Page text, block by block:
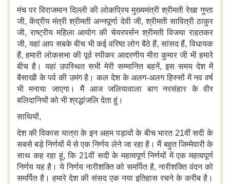
मंच पर विराजमान दिल्ली की लोकप्रिय मुख्यमंत्री श्रीमती रेखा गुप्ता
जी, केंद्रीय मंत्री श्रीमती अन्नपूर्णा देवी जी, श्रीमती सावित्री ठाकुर
जी, राष्ट्रीय महिला आयोग की चेयरपर्सन श्रीमती विजया राहतकर
जी, यहां आप सबके बीच भी कई वरिष्ठ लोग बैठे हैं, सांसद हैं, विधायक
हैं, हमारी लोकसभा की पूर्व स्पीकर आदरणीय मीरा कुमार जी भी हमारे
बीच है। यहां उपस्थित सभी मेरी सम्मानित बहनें, इस समय देश में
बैसाखी के पर्व की उमंग है। कल देश के अलग-अलग हिस्सों में नव वर्ष
भी मनाया जाएगा। मैं आज जलियावाला बाग नरसंहार के वीर
बलिदानियों को भी श्रद्धांजलि देता हूं।
साथियों,
देश की विकास यात्रा के इन अहम पड़ावों के बीच भारत 21वीं सदी के
सबसे बड़े निर्णयों में से एक निर्णय लेने जा रहा है। मैं बहुत जिम्मेवारी के
साथ कह रहा हूं, कि 21वीं सदी के महत्वपूर्ण निर्णयों में एक महत्वपूर्ण
निर्णय यह है। ये निर्णय नारीशक्ति को समर्पित है, नारीशक्ति वंदन को
समर्पित है। हमारे देश की संसद एक नया इतिहास रचने के करीब है।